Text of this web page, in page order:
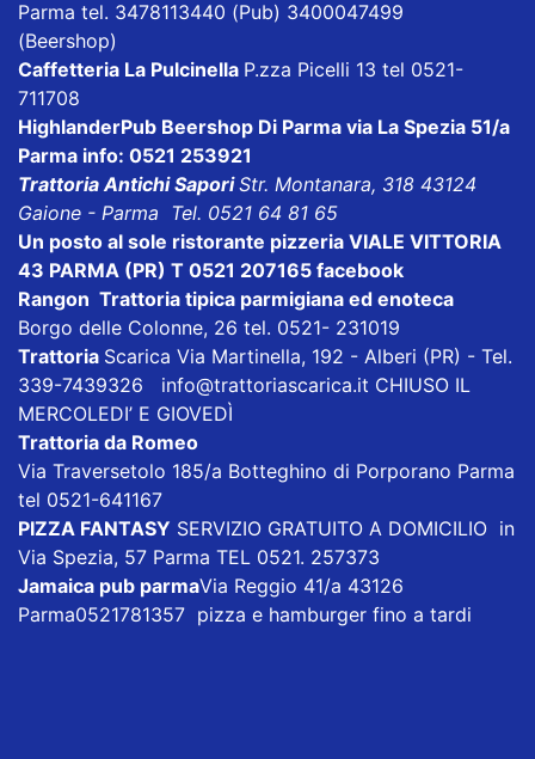
Parma tel. 3478113440 (Pub) 3400047499
(Beershop)
Caffetteria La Pulcinella P.zza Picelli 13 tel 0521-
711708
HighlanderPub Beershop Di Parma via La Spezia 51/a
Parma info: 0521 253921
Trattoria Antichi SaporiStr. Montanara, 318 43124
Gaione - Parma Tel. 0521 64 81 65
Un posto al sole ristorante pizzeria VIALE VITTORIA
43 PARMA (PR) T 0521 207165 facebook
Rangon Trattoria tipica parmigiana ed enoteca
Borgo delle Colonne, 26 tel. 0521- 231019
Trattoria Scarica Via Martinella, 192 - Alberi (PR) - Tel.
339-7439326 info@trattoriascarica.it CHIUSO IL
MERCOLEDI’ E GIOVEDÌ
Trattoria da Romeo
Via Traversetolo 185/a Botteghino di Porporano Parma
tel 0521-641167
PIZZA FANTASY SERVIZIO GRATUITO A DOMICILIO in
Via Spezia, 57 Parma TEL 0521. 257373
Jamaica pub parmaVia Reggio 41/a 43126
Parma0521781357 pizza e hamburger fino a tardi